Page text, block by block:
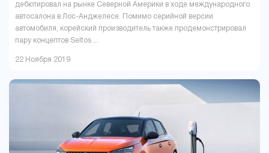
дебютировал на рынке Северной Америки в ходе международного
автосалона в Лос-Анджелесе. Помимо серийной версии
автомобиля, корейский производитель также продемонстрировал
пару концептов Seltos ...
22 Ноября 2019